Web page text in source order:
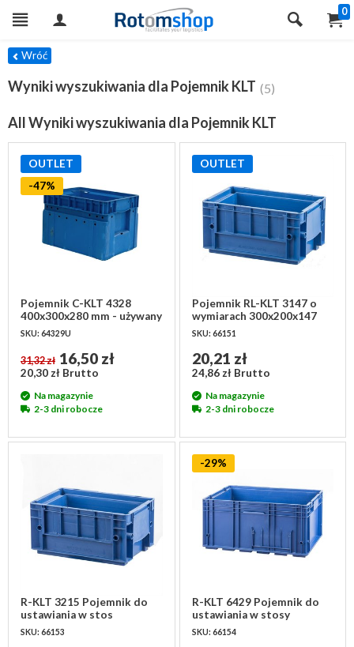
0
Wróć
Wyniki wyszukiwania dla Pojemnik KLT (5)
All Wyniki wyszukiwania dla Pojemnik KLT
OUTLET
-47%
Pojemnik C-KLT 4328
400x300x280 mm - używany
SKU: 64329U
31,32 zł 16,50 zł
20,30 zł Brutto
Na magazynie
2-3 dni robocze
OUTLET
Pojemnik RL-KLT 3147 o
wymiarach 300x200x147
mm, niebieski, PP,
wzmacniany
SKU: 66151
20,21 zł
24,86 zł Brutto
Na magazynie
2-3 dni robocze
R-KLT 3215 Pojemnik do
ustawiania w stos
300x200x147mm -
SKU: 66153
-29%
R-KLT 6429 Pojemnik do
ustawiania w stosy
600x400x280 mm -
SKU: 66154